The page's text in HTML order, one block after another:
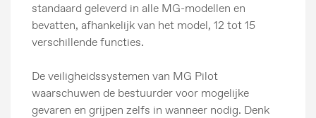
standaard geleverd in alle MG-modellen en
bevatten, afhankelijk van het model, 12 tot 15
verschillende functies.
De veiligheidssystemen van MG Pilot
waarschuwen de bestuurder voor mogelijke
gevaren en grijpen zelfs in wanneer nodig. Denk